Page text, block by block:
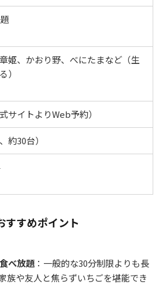
姫、かおり野、べにたまなど（生
）
サイトよりWeb予約）
約30台）
すすめポイント
べ放題 ：一般的な30分制限よりも長
族や友人と焦らずいちごを堪能でき